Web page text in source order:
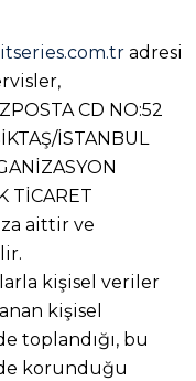
adresi
CD NO:52
İSTANBUL
TİCARET
aittir ve
kişisel veriler
kişisel
toplandığı, bu
korunduğu